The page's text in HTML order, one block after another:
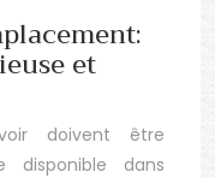
et
doivent être
disponible dans